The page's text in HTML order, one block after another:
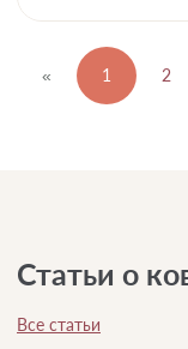
« 1 2
Статьи о
Все статьи